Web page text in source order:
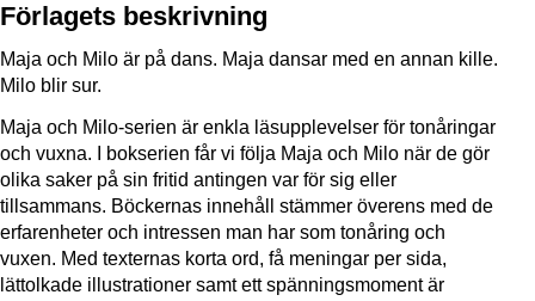
Förlagets beskrivning
Maja och Milo är på dans. Maja dansar med en annan kille.
Milo blir sur.
Maja och Milo-serien är enkla läsupplevelser för tonåringar
och vuxna. I bokserien får vi följa Maja och Milo när de gör
olika saker på sin fritid antingen var för sig eller
tillsammans. Böckernas innehåll stämmer överens med de
erfarenheter och intressen man har som tonåring och
vuxen. Med texternas korta ord, få meningar per sida,
lättolkade illustrationer samt ett spänningsmoment är